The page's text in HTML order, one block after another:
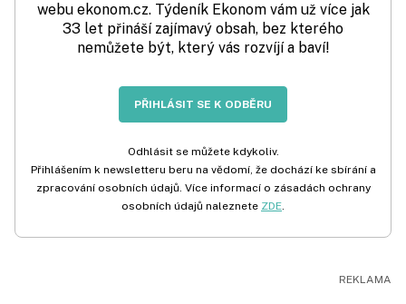
webu ekonom.cz. Týdeník Ekonom vám už více jak
33 let přináší zajímavý obsah, bez kterého
nemůžete být, který vás rozvíjí a baví!
PŘIHLÁSIT SE K ODBĚRU
Odhlásit se můžete kdykoliv.
Přihlášením k newsletteru beru na vědomí, že dochází ke sbírání a
zpracování osobních údajů. Více informací o zásadách ochrany
osobních údajů naleznete ZDE.